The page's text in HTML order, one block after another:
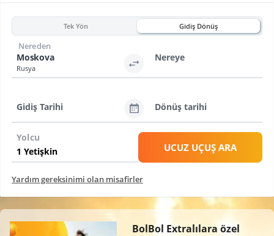
Tek Yön Gidiş Dönüş
Moskova
Rusya
Nereden
Nereye
Gidiş Tarihi Dönüş tarihi
Yolcu
UCUZ UÇUŞ ARA
Yardım gereksinimi olan misafirler
BolBol Extralılara özel